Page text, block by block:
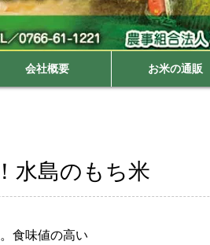
会社概要 お米の通販
水島のもち米
食味値の高い